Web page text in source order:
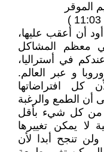
أن أعقب عليها،
معظم المشاكل
في أستراليا،
و عبر العالم.
كل افتراضاتها
أن الطمع والرغبة
من كل شيء بأقل
لا يمكن تغييرها
تنجح أبدا لأن